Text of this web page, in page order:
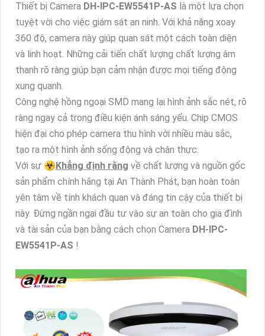
Thiết bị Camera DH-IPC-EW5541P-AS là một lựa chọn
tuyệt vời cho việc giám sát an ninh. Với khả năng xoay
360 độ, camera này giúp quan sát một cách toàn diện
và linh hoạt. Những cải tiến chất lượng chất lượng âm
thanh rõ ràng giúp bạn cảm nhận được mọi tiếng động
xung quanh.
Công nghệ hồng ngoại SMD mang lại hình ảnh sắc nét, rõ
ràng ngay cả trong điều kiện ánh sáng yếu. Chip CMOS
hiện đại cho phép camera thu hình với nhiều màu sắc,
tạo ra một hình ảnh sống động và chân thực.
Với sự ☣️ Khẳng định rằng về chất lượng và nguồn gốc
sản phẩm chính hãng tại An Thành Phát, bạn hoàn toàn
yên tâm về tính khách quan và đáng tin cậy của thiết bị
này. Đừng ngần ngại đầu tư vào sự an toàn cho gia đình
và tài sản của bạn bằng cách chọn Camera DH-IPC-
EW5541P-AS !